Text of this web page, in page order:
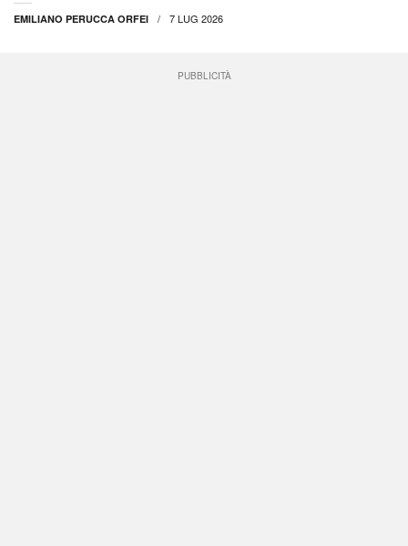
EMILIANO PERUCCA ORFEI 7 LUG 2026
PUBBLICITÀ